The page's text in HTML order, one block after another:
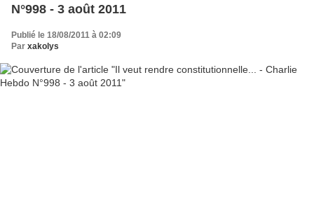
N°998 - 3 août 2011
Publié le 18/08/2011 à 02:09
Par xakolys